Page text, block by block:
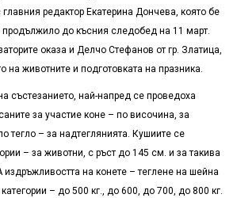
редактор Екатерина Дончева, която бе
до късния следобед на 11 март.
оказа и Делчо Стефанов от гр. Златица,
на животните и подготовката на празника.
състезанието, най-напред се проведоха
за участие коне – по височина, за
тегло – за надтеглянията. Кушиите се
– за животни, с ръст до 145 см. и за такива
на конете – теглене на шейна
– до 500 кг., до 600, до 700, до 800 кг.